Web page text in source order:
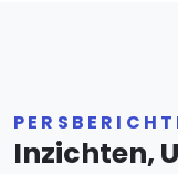
Inzichten,